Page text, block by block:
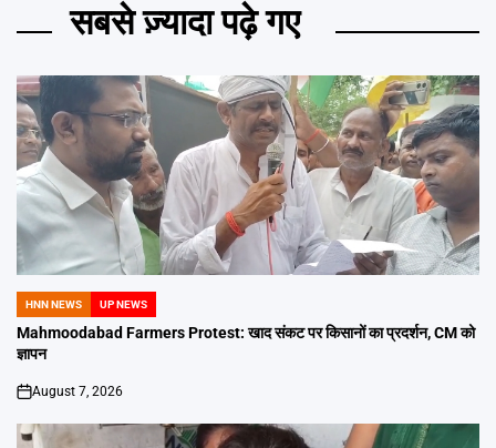
सबसे ज़्यादा पढ़े गए
POSTED
IN
HNN NEWS UP NEWS
Mahmoodabad Farmers Protest: खाद संकट पर किसानों का प्रदर्शन, CM को
ज्ञापन
on
August 7, 2026